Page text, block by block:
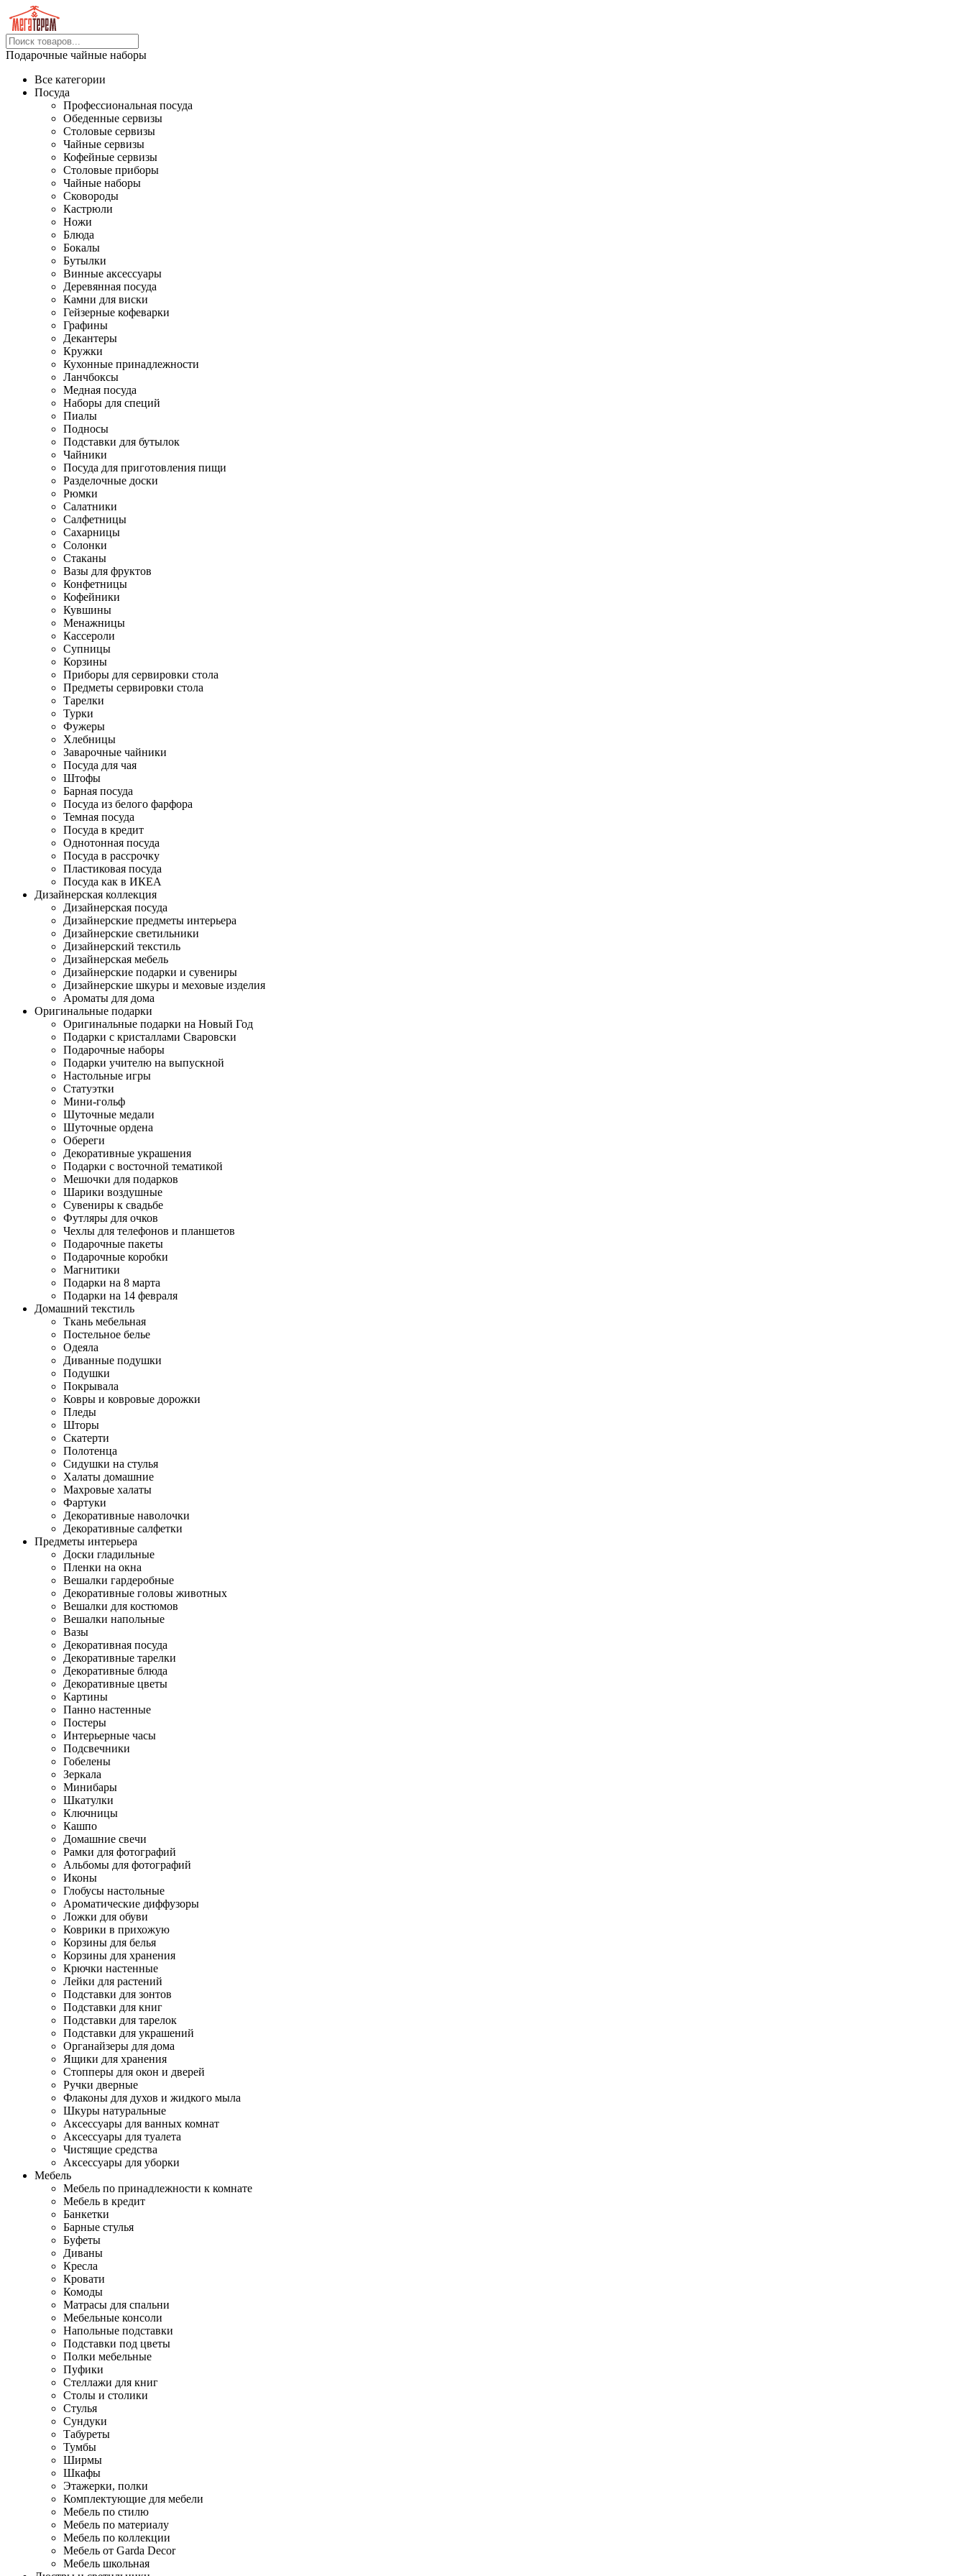
Подарочные чайные наборы
Все категории
Посуда
Профессиональная посуда
Обеденные сервизы
Столовые сервизы
Чайные сервизы
Кофейные сервизы
Столовые приборы
Чайные наборы
Сковороды
Кастрюли
Ножи
Блюда
Бокалы
Бутылки
Винные аксессуары
Деревянная посуда
Камни для виски
Гейзерные кофеварки
Графины
Декантеры
Кружки
Кухонные принадлежности
Ланчбоксы
Медная посуда
Наборы для специй
Пиалы
Подносы
Подставки для бутылок
Чайники
Посуда для приготовления пищи
Разделочные доски
Рюмки
Салатники
Салфетницы
Сахарницы
Солонки
Стаканы
Вазы для фруктов
Конфетницы
Кофейники
Кувшины
Менажницы
Кассероли
Супницы
Корзины
Приборы для сервировки стола
Предметы сервировки стола
Тарелки
Турки
Фужеры
Хлебницы
Заварочные чайники
Посуда для чая
Штофы
Барная посуда
Посуда из белого фарфора
Темная посуда
Посуда в кредит
Однотонная посуда
Посуда в рассрочку
Пластиковая посуда
Посуда как в ИКЕА
Дизайнерская коллекция
Дизайнерская посуда
Дизайнерские предметы интерьера
Дизайнерские светильники
Дизайнерский текстиль
Дизайнерская мебель
Дизайнерские подарки и сувениры
Дизайнерские шкуры и меховые изделия
Ароматы для дома
Оригинальные подарки
Оригинальные подарки на Новый Год
Подарки с кристаллами Сваровски
Подарочные наборы
Подарки учителю на выпускной
Настольные игры
Статуэтки
Мини-гольф
Шуточные медали
Шуточные ордена
Обереги
Декоративные украшения
Подарки с восточной тематикой
Мешочки для подарков
Шарики воздушные
Сувениры к свадьбе
Футляры для очков
Чехлы для телефонов и планшетов
Подарочные пакеты
Подарочные коробки
Магнитики
Подарки на 8 марта
Подарки на 14 февраля
Домашний текстиль
Ткань мебельная
Постельное белье
Одеяла
Диванные подушки
Подушки
Покрывала
Ковры и ковровые дорожки
Пледы
Шторы
Скатерти
Полотенца
Сидушки на стулья
Халаты домашние
Махровые халаты
Фартуки
Декоративные наволочки
Декоративные салфетки
Предметы интерьера
Доски гладильные
Пленки на окна
Вешалки гардеробные
Декоративные головы животных
Вешалки для костюмов
Вешалки напольные
Вазы
Декоративная посуда
Декоративные тарелки
Декоративные блюда
Декоративные цветы
Картины
Панно настенные
Постеры
Интерьерные часы
Подсвечники
Гобелены
Зеркала
Минибары
Шкатулки
Ключницы
Кашпо
Домашние свечи
Рамки для фотографий
Альбомы для фотографий
Иконы
Глобусы настольные
Ароматические диффузоры
Ложки для обуви
Коврики в прихожую
Корзины для белья
Корзины для хранения
Крючки настенные
Лейки для растений
Подставки для зонтов
Подставки для книг
Подставки для тарелок
Подставки для украшений
Органайзеры для дома
Ящики для хранения
Стопперы для окон и дверей
Ручки дверные
Флаконы для духов и жидкого мыла
Шкуры натуральные
Аксессуары для ванных комнат
Аксессуары для туалета
Чистящие средства
Аксессуары для уборки
Мебель
Мебель по принадлежности к комнате
Мебель в кредит
Банкетки
Барные стулья
Буфеты
Диваны
Кресла
Кровати
Комоды
Матрасы для спальни
Мебельные консоли
Напольные подставки
Подставки под цветы
Полки мебельные
Пуфики
Стеллажи для книг
Столы и столики
Стулья
Сундуки
Табуреты
Тумбы
Ширмы
Шкафы
Этажерки, полки
Комплектующие для мебели
Мебель по стилю
Мебель по материалу
Мебель по коллекции
Мебель от Garda Decor
Мебель школьная